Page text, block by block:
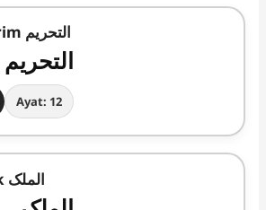
At-Tahrim التحریم
التحریم
Ayat: 12
Al Mulk الملک